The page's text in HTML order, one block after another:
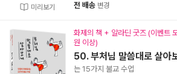
미리보기
전 배송 변경
화제의 책 + 알라딘 굿즈 (이벤트
원 이상)
50. 부처님 말씀대로 살아
는 15가지 불교 수업